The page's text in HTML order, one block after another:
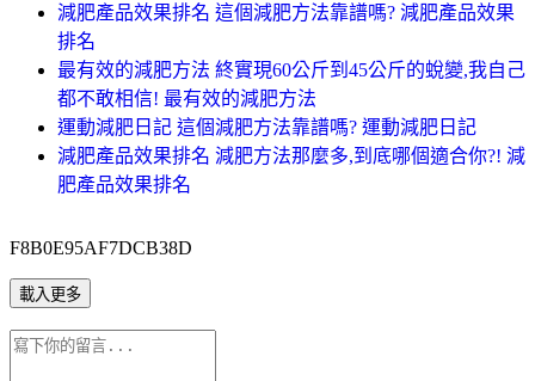
減肥產品效果排名 這個減肥方法靠譜嗎? 減肥產品效果
排名
最有效的減肥方法 終實現60公斤到45公斤的蛻變,我自己
都不敢相信! 最有效的減肥方法
運動減肥日記 這個減肥方法靠譜嗎? 運動減肥日記
減肥產品效果排名 減肥方法那麼多,到底哪個適合你?! 減
肥產品效果排名
F8B0E95AF7DCB38D
載入更多